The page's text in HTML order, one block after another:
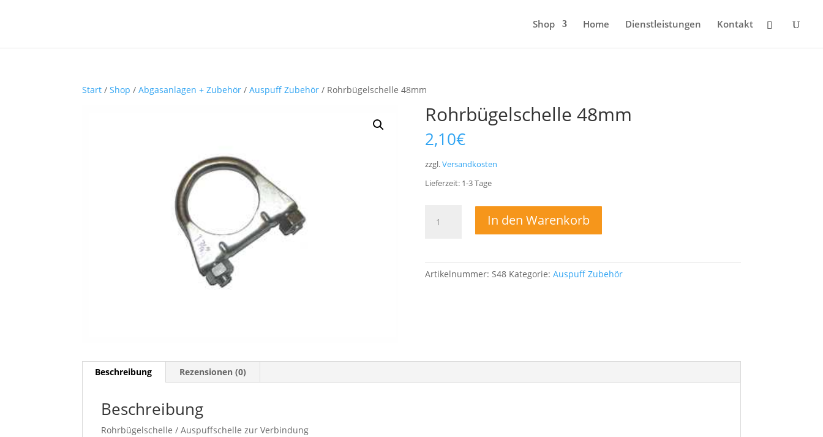
Shop Home Dienstleistungen Kontakt
Start /Shop /Abgasanlagen + Zubehör /Auspuff Zubehör / Rohrbügelschelle 48mm
Rohrbügelschelle 48mm
2,10€
zzgl.Versandkosten
Lieferzeit: 1-3Tage
48mm
In den Warenkorb
Artikelnummer: S48 Kategorie: Auspuff Zubehör
Beschreibung Rezensionen (0)
Beschreibung
Rohrbügelschelle / Auspuffschelle zur Verbindung